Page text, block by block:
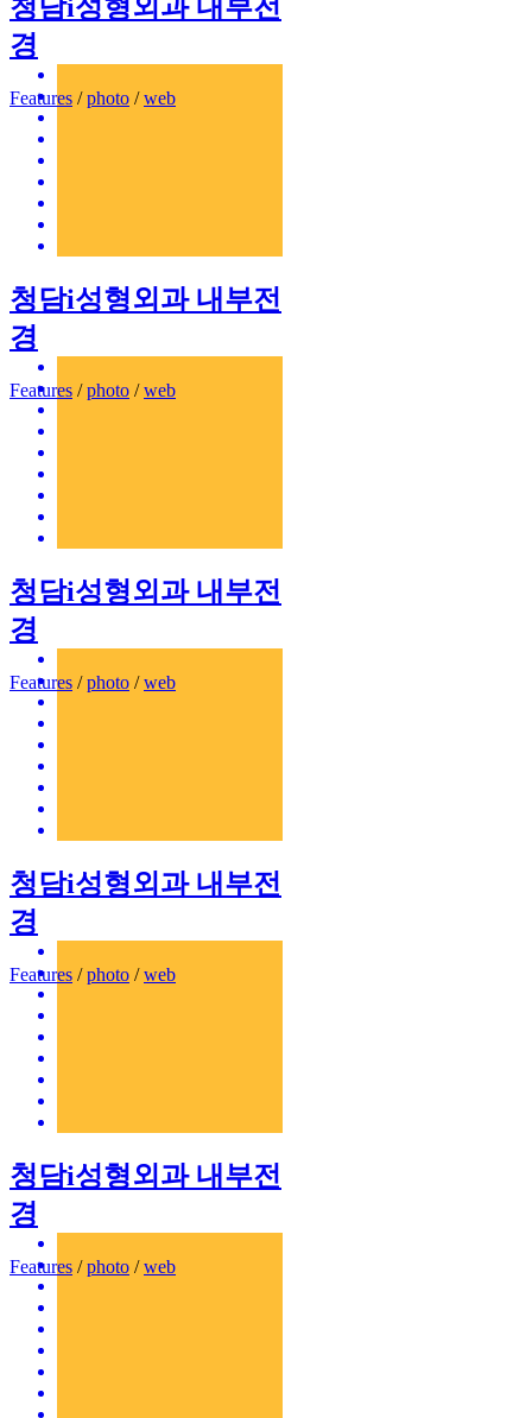
청담i성형외과 내부전
경
Features /photo /web
청담i성형외과 내부전
경
Features /photo /web
청담i성형외과 내부전
경
Features /photo /web
청담i성형외과 내부전
경
Features /photo /web
청담i성형외과 내부전
경
Features /photo /web